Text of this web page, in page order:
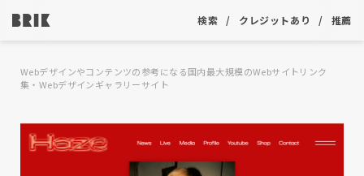
検索 クレジットあり 推薦
Webデザインやコンテンツの参考になる国内最大規模のWebサイトリンク
集・Webデザインギャラリーサイト